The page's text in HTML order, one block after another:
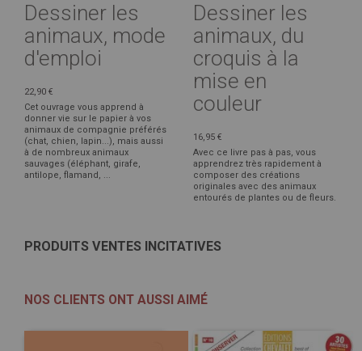
Dessiner les
animaux, mode
d'emploi
22,90 €
Cet ouvrage vous apprend à
donner vie sur le papier à vos
animaux de compagnie préférés
(chat, chien, lapin...), mais aussi
à de nombreux animaux
sauvages (éléphant, girafe,
antilope, flamand, ...
Dessiner les
animaux, du
croquis à la
mise en
couleur
16,95 €
Avec ce livre pas à pas, vous
apprendrez très rapidement à
composer des créations
originales avec des animaux
entourés de plantes ou de fleurs.
PRODUITS VENTES INCITATIVES
NOS CLIENTS ONT AUSSI AIMÉ